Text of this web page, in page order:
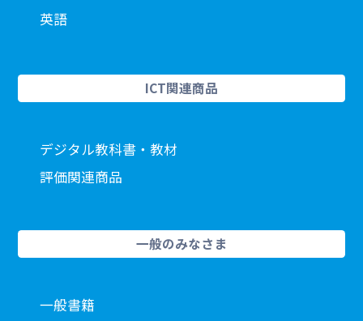
英語
ICT関連商品
デジタル教科書・教材
評価関連商品
一般のみなさま
一般書籍